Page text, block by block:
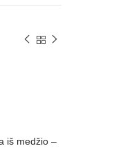
iš medžio –